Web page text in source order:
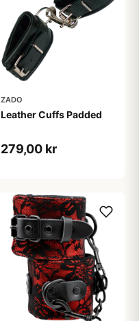
ZADO
Leather Cuffs Padded
279,00 kr